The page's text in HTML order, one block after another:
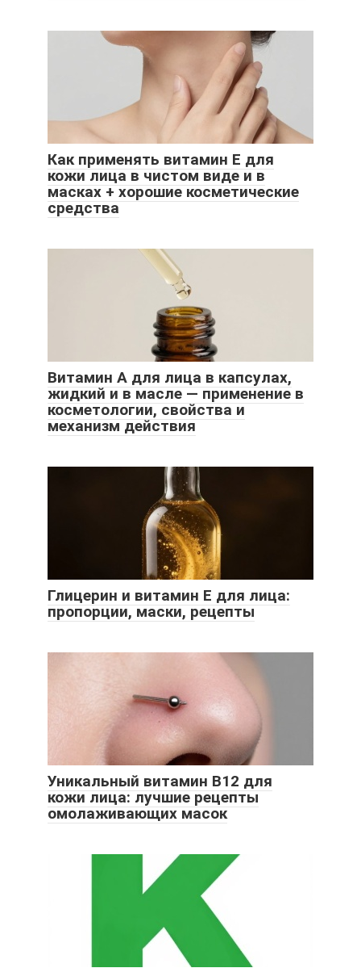
Как применять витамин Е для
кожи лица в чистом виде и в
масках + хорошие косметические
средства
Витамин А для лица в капсулах,
жидкий и в масле — применение в
косметологии, свойства и
механизм действия
Глицерин и витамин Е для лица:
пропорции, маски, рецепты
Уникальный витамин B12 для
кожи лица: лучшие рецепты
омолаживающих масок